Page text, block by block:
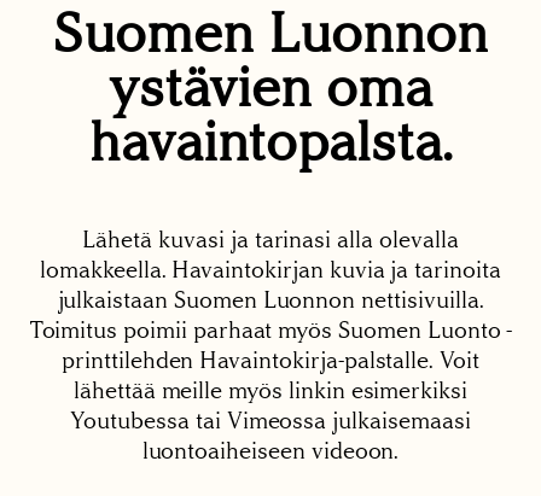
Suomen Luonnon
ystävien oma
havaintopalsta.
Lähetä kuvasi ja tarinasi alla olevalla
lomakkeella. Havaintokirjan kuvia ja tarinoita
julkaistaan Suomen Luonnon nettisivuilla.
Toimitus poimii parhaat myös Suomen Luonto -
printtilehden Havaintokirja-palstalle. Voit
lähettää meille myös linkin esimerkiksi
Youtubessa tai Vimeossa julkaisemaasi
luontoaiheiseen videoon.